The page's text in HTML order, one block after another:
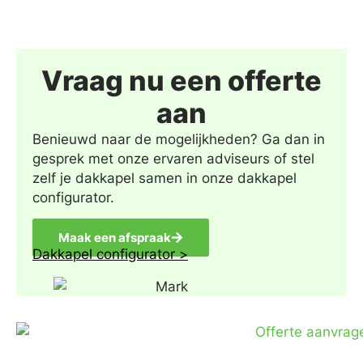
Vraag nu een offerte
aan
Benieuwd naar de mogelijkheden? Ga dan in
gesprek met onze ervaren adviseurs of stel
zelf je dakkapel samen in onze dakkapel
configurator.
Maak een afspraak
Dakkapel configurator >